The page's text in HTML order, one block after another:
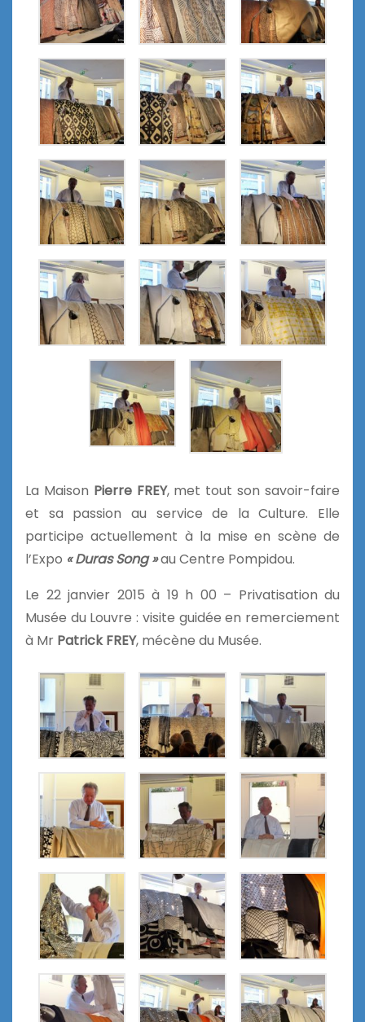
La Maison Pierre FREY, met tout son savoir-faire
et sa passion au service de la Culture. Elle
participe actuellement à la mise en scène de
l’Expo « Duras Song »au Centre Pompidou.
Le 22 janvier 2015 à 19 h 00 – Privatisation du
Musée du Louvre : visite guidée en remerciement
à Mr Patrick FREY, mécène du Musée.